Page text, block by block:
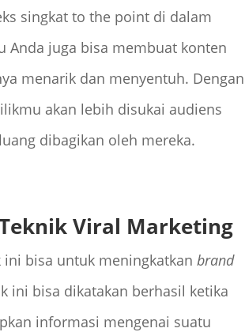
singkat to the point di dalam
Anda juga bisa membuat konten
menarik dan menyentuh. Dengan
akan lebih disukai audiens
dibagikan oleh mereka.
Viral Marketing
ini bisa untuk meningkatkan brand
ini bisa dikatakan berhasil ketika
informasi mengenai suatu